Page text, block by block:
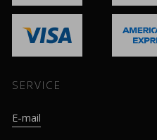
SERVICE
E-mail